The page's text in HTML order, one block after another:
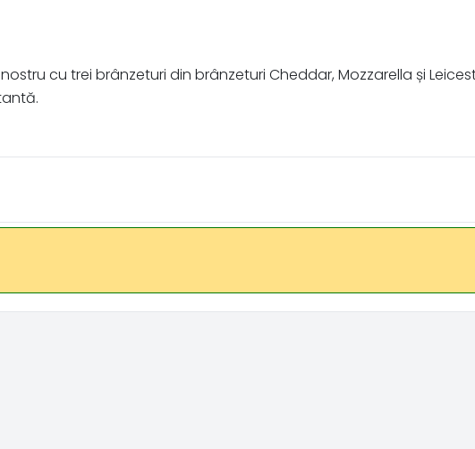
cu trei brânzeturi din brânzeturi Cheddar, Mozzarella și